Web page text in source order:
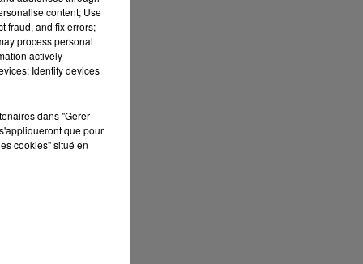
content; Use
fraud, and fix errors;
process personal
actively
Identify devices
dans "Gérer
que pour
cookies" situé en